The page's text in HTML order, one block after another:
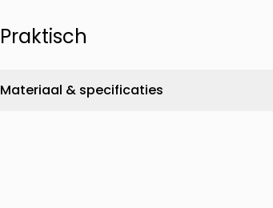
Praktisch
Materiaal & specificaties